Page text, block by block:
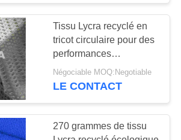
polyester
117
Tissu Lycra recyclé en
tricot circulaire pour des
performances
personnalisables
Négociable MOQ:Negotiable
LE CONTACT
270 grammes de tissu